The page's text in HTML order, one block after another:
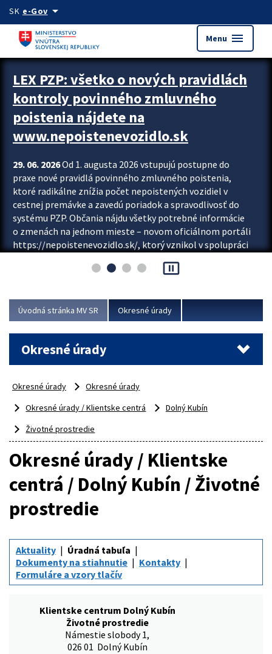
Preskocit na hlavný obsah
SK e-Govarrow_drop_down
Menu menu
Zastavit automatický posun upútavok
LEX PZP: všetko o nových pravidlách
kontroly povinného zmluvného
poistenia nájdete na
www.nepoistenevozidlo.sk
29. 06. 2026Od 1. augusta 2026 vstupujú postupne do
praxe nové pravidlá povinného zmluvného poistenia,
ktoré radikálne znížia počet nepoistených vozidiel v
cestnej premávke a zavedú poriadok a spravodlivosť do
systému PZP. Občania nájdu všetky potrebné informácie
o zmenách na jednom mieste – novom oficiálnom portáli
https://nepoistenevozidlo.sk/, ktorý vznikol v spolupráci
asociácie poisťovní (SLASPO) a Ministerstva vnútra SR.
Viac
pause_presentation
Úvodná stránka MV SR Okresné úrady
Okresné úrady
Okresné úrady
Okresné úrady
Okresné úrady / Klientske centrá
Dolný Kubín
Životné prostredie
Okresné úrady / Klientske
centrá / Dolný Kubín / Životné
prostredie
Aktuality
Úradná tabuľa
Dokumenty na stiahnutie
Kontakty
Formuláre a vzory tlačív
Klientske centrum Dolný Kubín
Životné prostredie
Námestie slobody 1,
026 01 Dolný Kubín